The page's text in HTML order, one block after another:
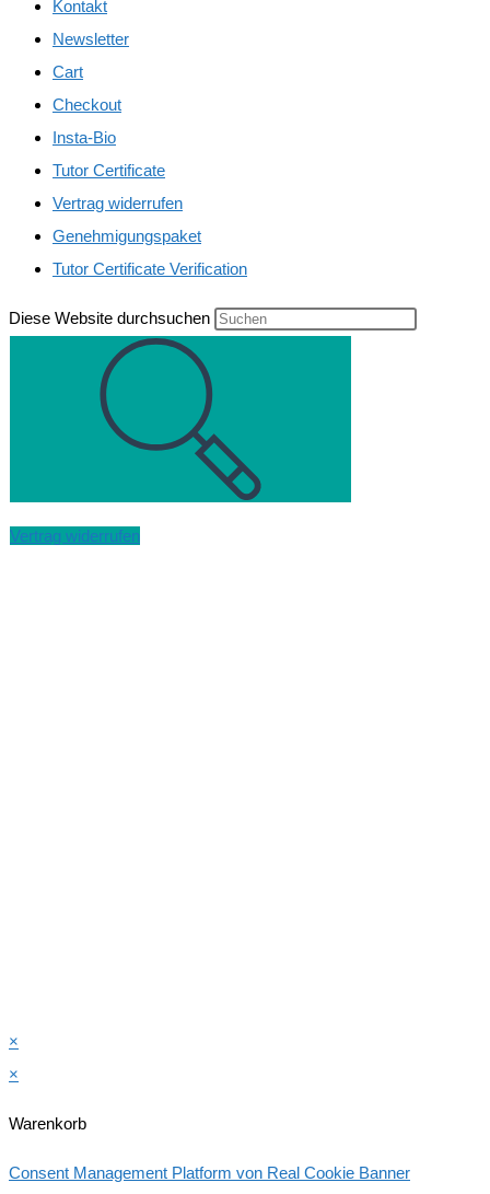
Kontakt
Newsletter
Cart
Checkout
Insta-Bio
Tutor Certificate
Vertrag widerrufen
Genehmigungspaket
Tutor Certificate Verification
Diese Website durchsuchen
Vertrag widerrufen
×
×
Warenkorb
Consent Management Platform von Real Cookie Banner